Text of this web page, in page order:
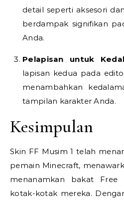
detail seperti aksesori
berdampak signifikan
Anda.
Pelapisan untuk
lapisan kedua pada
menambahkan
tampilan karakter Anda.
Kesimpulan
Skin FF Musim 1 telah
pemain Minecraft,
menanamkan bakat
kotak-kotak mereka.